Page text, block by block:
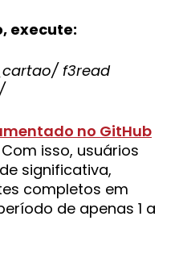
execute:
f3read
no GitHub
isso, usuários
significativa,
completos em
de apenas 1 a